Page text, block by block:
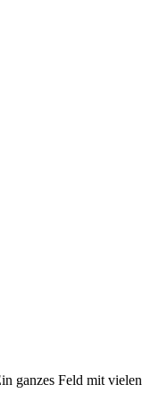
ganzes Feld mit
Blau. Jedoch war auf
stand, wie ein Fels in
von der Nähe
begegnete uns
auf den Weg
Tauschfamilie
Stella Bar, denn
wir unseren